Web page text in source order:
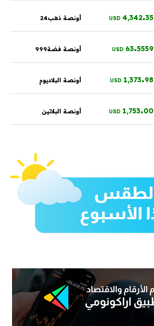
4,342.35
USD أونصة ذهب24
63.5559
USD أونصة فضة999
1,373.98
USD أونصة البلاديوم
1,753.00
USD أونصة البلاتين